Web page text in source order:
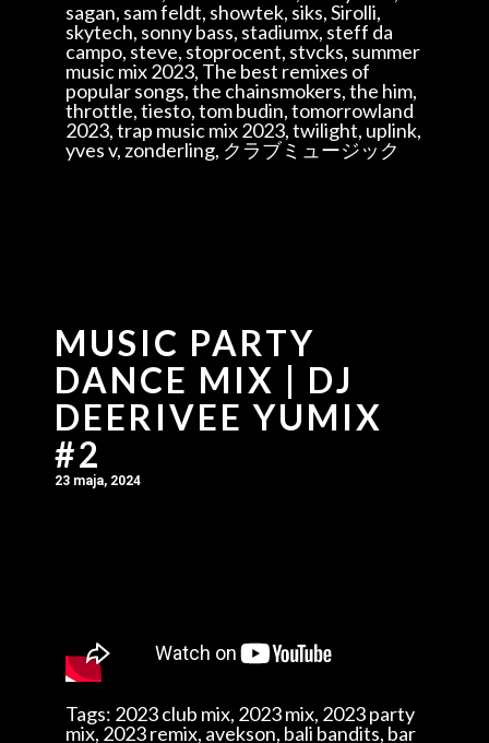
sagan, sam feldt, showtek, siks, Sirolli,
skytech, sonny bass, stadiumx, steff da
campo, steve, stoprocent, stvcks, summer
music mix 2023, The best remixes of
popular songs, the chainsmokers, the him,
throttle, tiesto, tom budin, tomorrowland
2023, trap music mix 2023, twilight, uplink,
yves v, zonderling, クラブミュージック
MUSIC PARTY
DANCE MIX | DJ
DEERIVEE YUMIX
#2
23 maja, 2024
Tags: 2023 club mix, 2023 mix, 2023 party
mix, 2023 remix, avekson, bali bandits, bar